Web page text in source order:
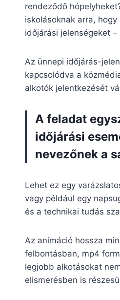
rendeződő
iskolásoknak arra,
időjárási jelenségeket
Az ünnepi időjárás-
kapcsolódva a
alkotók jelentkezését
A feladat
időjárási
nevezőnek a
Lehet ez egy
vagy például egy
és a technikai tudás
Az animáció hossza
felbontásban, mp4
legjobb alkotásokat
elismerésben is